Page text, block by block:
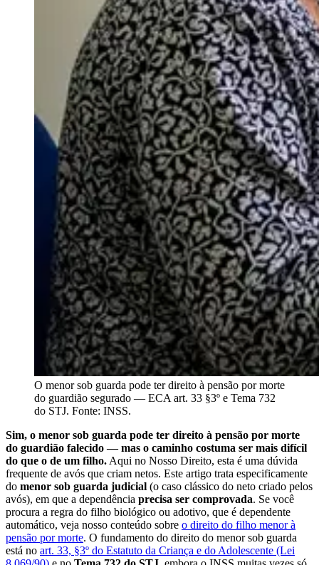
O menor sob guarda pode ter direito à pensão por morte
do guardião segurado — ECA art. 33 §3º e Tema 732
do STJ. Fonte: INSS.
Sim, o menor sob guarda pode ter direito à pensão por morte
do guardião falecido — mas o caminho costuma ser mais difícil
do que o de um filho. Aqui no Nosso Direito, esta é uma dúvida
frequente de avós que criam netos. Este artigo trata especificamente
do menor sob guarda judicial (o caso clássico do neto criado pelos
avós), em que a dependência precisa ser comprovada. Se você
procura a regra do filho biológico ou adotivo, que é dependente
automático, veja nosso conteúdo sobre o direito do filho menor à
pensão por morte. O fundamento do direito do menor sob guarda
está no art. 33, §3º do Estatuto da Criança e do Adolescente (Lei